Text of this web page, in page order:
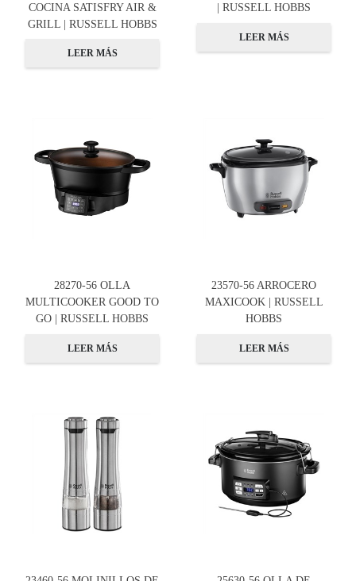
COCINA SATISFRY AIR &
GRILL | RUSSELL HOBBS
LEER MÁS
| RUSSELL HOBBS
LEER MÁS
28270-56 OLLA
MULTICOOKER GOOD TO
GO | RUSSELL HOBBS
LEER MÁS
23570-56 ARROCERO
MAXICOOK | RUSSELL
HOBBS
LEER MÁS